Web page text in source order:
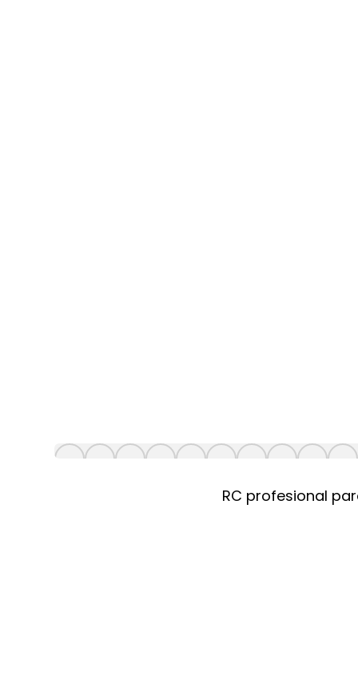
RC profesional